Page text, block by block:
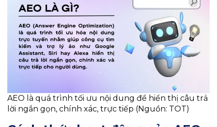
AEO là quá trình tối ưu nội dung để hiển thị câu trả
lời ngắn gọn, chính xác, trực tiếp (Nguồn: TOT)